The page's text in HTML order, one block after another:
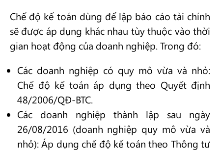
Chế độ kế toán dùng để lập báo cáo tài chính
sẽ được áp dụng khác nhau tùy thuộc vào thời
gian hoạt động của doanh nghiệp. Trong đó:
Các doanh nghiệp có quy mô vừa và nhỏ:
Chế độ kế toán áp dụng theo Quyết định
48/2006/QĐ-BTC.
Các doanh nghiệp thành lập sau ngày
26/08/2016 (doanh nghiệp quy mô vừa và
nhỏ): Áp dụng chế độ kế toán theo Thông tư